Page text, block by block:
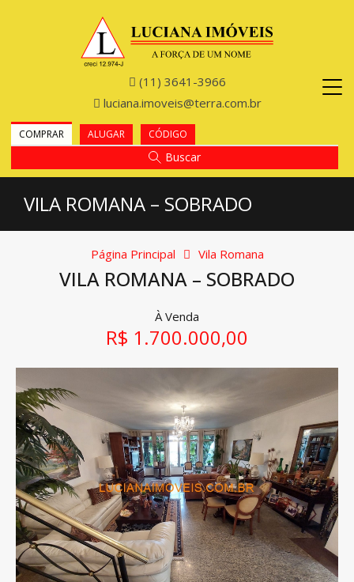
(11) 3641-3966
luciana.imoveis@terra.com.br
COMPRAR ALUGAR CÓDIGO
Buscar
VILA ROMANA – SOBRADO
Página Principal Vila Romana
VILA ROMANA – SOBRADO
À Venda
R$ 1.700.000,00